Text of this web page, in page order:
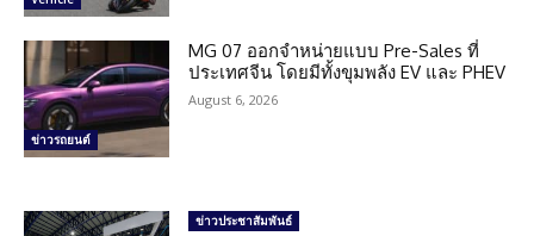
ข่าวรถยนต์
MG 07 ออกจำหน่ายแบบ Pre-Sales ที่
ประเทศจีน โดยมีทั้งขุมพลัง EV และ PHEV
August 6, 2026
ข่าวประชาสัมพันธ์